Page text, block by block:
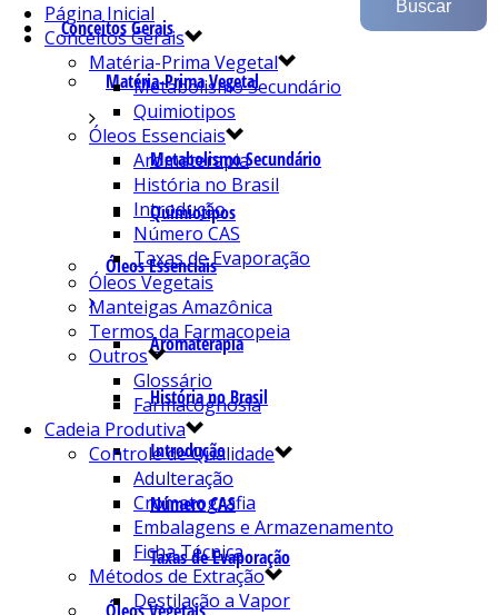
Conceitos Gerais
Matéria-Prima Vegetal
Metabolismo Secundário
Quimiotipos
Óleos Essenciais
Aromaterapia
História no Brasil
Introdução
Número CAS
Taxas de Evaporação
Página Inicial
Conceitos Gerais
Matéria-Prima Vegetal
Metabolismo Secundário
Quimiotipos
Óleos Essenciais
Aromaterapia
História no Brasil
Introdução
Número CAS
Taxas de Evaporação
Óleos Vegetais
Manteigas Amazônica
Termos da Farmacopeia
Outros
Glossário
Farmacognosia
Cadeia Produtiva
Controle de Qualidade
Adulteração
Cromatografia
Embalagens e Armazenamento
Ficha Técnica
Métodos de Extração
Destilação a Vapor